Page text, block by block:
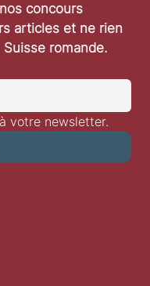
concours
articles et ne rien
romande.
votre newsletter.